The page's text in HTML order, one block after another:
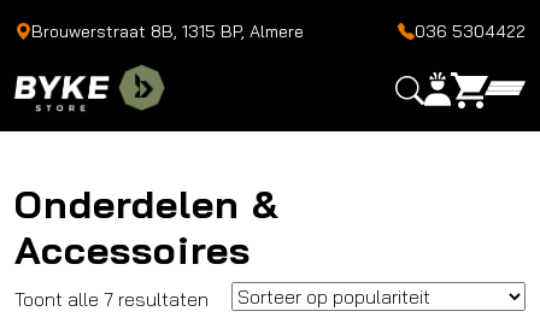
Brouwerstraat 8B, 1315 BP, Almere 036 5304422
Onderdelen &
Accessoires
Toont alle 7 resultaten Gesorteerd